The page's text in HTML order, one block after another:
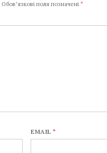
Обов’язкові поля позначені *
EMAIL*